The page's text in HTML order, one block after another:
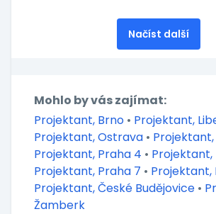
Načíst další
Mohlo by vás zajímat:
Projektant, Brno • Projektant,
Projektant, Ostrava •
Projektant, Praha 4 • Projektant,
Projektant, Praha 7 • Projektant,
Projektant, České Budějovice •
Žamberk